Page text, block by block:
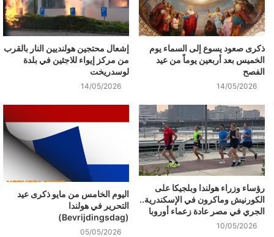
ذكرى صعود يسوع إلى السماء يوم
الخميس بعد أربعين يوماً من عيد
الفصح
14/05/2026
إشعال محتجين هولنديين النار بالقرب
من مركز إيواء للاجئين في بلدة
لوسدريخت
14/05/2026
رؤساء وزراء هولندا وبلجيكا على
الكورنيش وماكرون في الإسكندرية..
الجري في مصر عادة زعماء أوروبا
10/05/2026
اليوم الخامس من مايو ذكرى عيد
التحرير في هولندا
(Bevrijdingsdag)
05/05/2026